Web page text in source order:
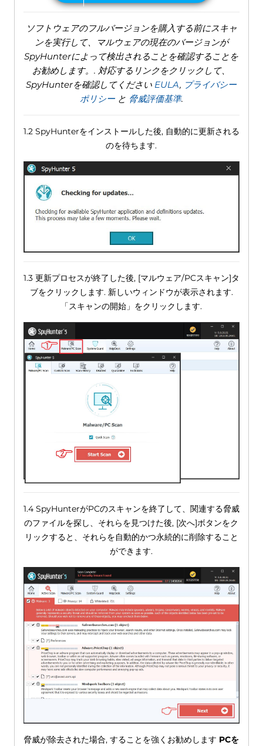
ソフトウェアのフルバージョンを購入する前にスキャ
ンを実行して、マルウェアの現在のバージョンが
SpyHunterによって検出されることを確認することを
お勧めします。. 対応するリンクをクリックして、
SpyHunterを確認してください EULA, プライバシー
ポリシーと 脅威評価基準.
1.2 SpyHunterをインストールした後, 自動的に更新される
のを待ちます.
1.3 更新プロセスが終了した後, [マルウェア/PCスキャン]タ
ブをクリックします. 新しいウィンドウが表示されます.
「スキャンの開始」をクリックします.
1.4 SpyHunterがPCのスキャンを終了して、関連する脅威
のファイルを探し、それらを見つけた後, [次へ]ボタンをク
リックすると、それらを自動的かつ永続的に削除すること
ができます.
脅威が除去された場合, することを強くお勧めします PCを